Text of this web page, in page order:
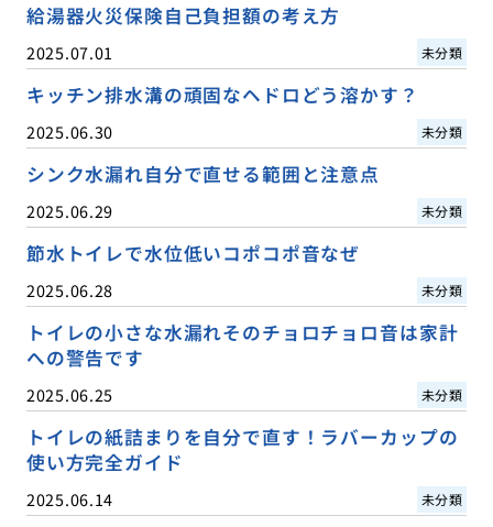
給湯器火災保険自己負担額の考え方
2025.07.01 未分類
キッチン排水溝の頑固なヘドロどう溶かす？
2025.06.30 未分類
シンク水漏れ自分で直せる範囲と注意点
2025.06.29 未分類
節水トイレで水位低いコポコポ音なぜ
2025.06.28 未分類
トイレの小さな水漏れそのチョロチョロ音は家計
への警告です
2025.06.25 未分類
トイレの紙詰まりを自分で直す！ラバーカップの
使い方完全ガイド
2025.06.14 未分類